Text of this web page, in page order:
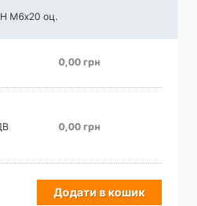
М6х20 оц.
0,00 грн
0,00 грн
Додати в кошик